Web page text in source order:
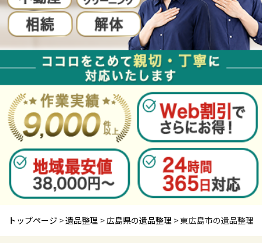
トップページ >遺品整理 >広島県の遺品整理 >東広島市の遺品整理